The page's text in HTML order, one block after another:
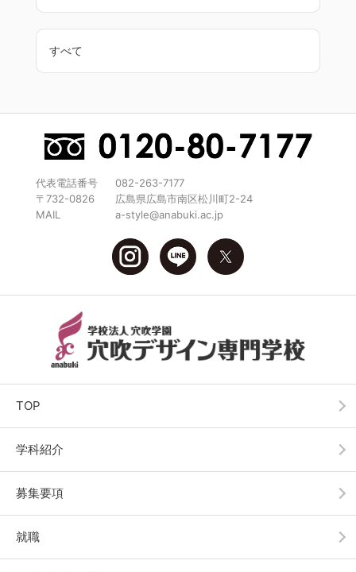
すべて
代表電話番号
082-263-7177
〒732-0826
広島県広島市南区松川町2-24
MAIL
a-style@anabuki.ac.jp
TOP
学科紹介
募集要項
就職